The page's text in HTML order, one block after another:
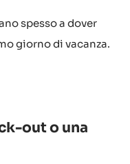
spesso a dover
giorno di vacanza.
out o una